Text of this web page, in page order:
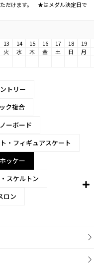
ただけます。 ★はメダル決定日で
13 14 15 16 17 18 19
火 水 木 金 土 日 月
トリー
ク複合
ーボード
・フィギュアスケート
ッケー
スケルトン
ロン